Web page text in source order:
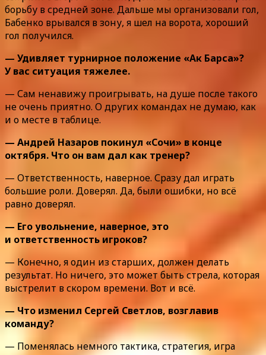
борьбу в средней зоне. Дальше мы организовали гол,
Бабенко врывался в зону, я шел на ворота, хороший
гол получился.
— Удивляет турнирное положение «Ак Барса»?
У вас ситуация тяжелее.
— Сам ненавижу проигрывать, на душе после такого
не очень приятно. О других командах не думаю, как
и о месте в таблице.
— Андрей Назаров покинул «Сочи» в конце
октября. Что он вам дал как тренер?
— Ответственность, наверное. Сразу дал играть
большие роли. Доверял. Да, были ошибки, но всё
равно доверял.
— Его увольнение, наверное, это
и ответственность игроков?
— Конечно, я один из старших, должен делать
результат. Но ничего, это может быть стрела, которая
выстрелит в скором времени. Вот и всё.
— Что изменил Сергей Светлов, возглавив
команду?
— Поменялась немного тактика, стратегия, игра